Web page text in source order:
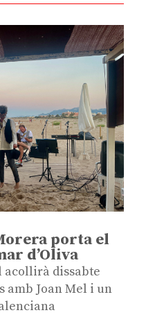
porta el
d’Oliva
acollirà dissabte
amb Joan Mel i un